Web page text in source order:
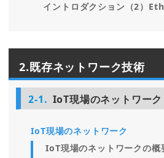
イントロダクション（2）
2.既存ネットワーク技術
2-1. IoT現場のネットワーク
IoT現場のネットワーク
IoT現場のネットワークの概